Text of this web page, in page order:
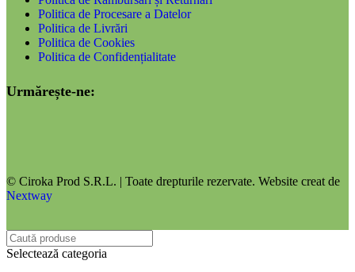
Politica de Procesare a Datelor
Politica de Livrări
Politica de Cookies
Politica de Confidențialitate
Urmărește-ne:
© Ciroka Prod S.R.L. | Toate drepturile rezervate. Website creat de
Nextway
Selectează categoria